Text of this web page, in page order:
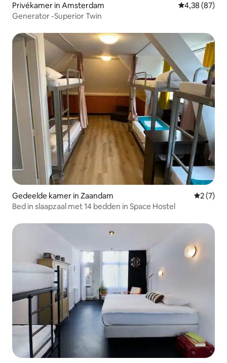
Privékamer in Amsterdam Gemiddelde
4,38 (87)
Generator -Superior Twin
Gedeelde kamer in Zaandam
2 (7)
Bed in slaapzaal met 14 bedden in Space Hostel